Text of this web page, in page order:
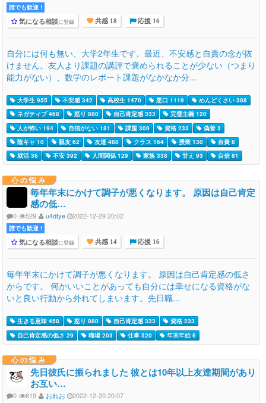
誰でも歓迎 !
気になる相談に登録 共感 18 応援 16
自分には何も無い、大学2年生です。最近、不安感と自責の念が抜
けません。友人より課題の講評で褒められることが少ない（つまり
能力がない）、数学のレポート課題がなかなか分...
大学生 955 不安感 342 高校生 1470 悪口 1119
めんどくさい 308
ネガティブ 468
怒り 880 自己肯定感 333
完璧主義 120
人が怖い 194
自信がない 181 課題 309 資格 233
偽善 3
陰キャ 10
親友 62 友達 488 クラス 164 授業 130
自責 8
就活 36
不安 392 人間関係 129 家族 338 甘え 93 自信 81
心の悩み
毎年年末にかけて調子が悪くなります。 原因は自己肯定
感の低…
0 529 u4dtye 2022-12-29 20:02
誰でも歓迎 !
気になる相談に登録 共感 14 応援 16
毎年年末にかけて調子が悪くなります。 原因は自己肯定感の低さ
からです。 何かいいことがあっても自分には幸せになる資格がな
いと良い行動から外れてしまいます。先日職...
生きる意味 458 怒り 880 自己肯定感 333
資格 233
自己肯定感の低さ 29
職場 203 仕事 520 年末年始 6
心の悩み
先日彼氏に振られました 彼とは10年以上友達期間があり
お互い…
0 619 おれお 2022-12-20 20:07